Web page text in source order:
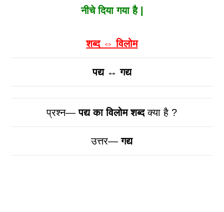
नीचे दिया गया है |
शब्द ⇔ विलोम
पद्य ↔ गद्य
प्रश्न—पद्यका विलोम शब्दक्या है ?
उत्तर—गद्य